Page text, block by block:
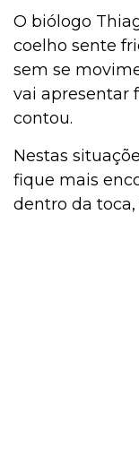
O biólogo
coelho sente
sem se
vai apresentar
contou.
Nestas
fique mais
dentro da toca,